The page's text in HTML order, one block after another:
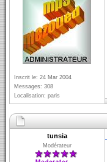
Inscrit le: 24 Mar 2004
Messages: 308
Localisation: paris
tunsia
Modérateur